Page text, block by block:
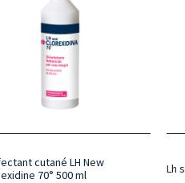
cutané LH New
70° 500 ml
Lh